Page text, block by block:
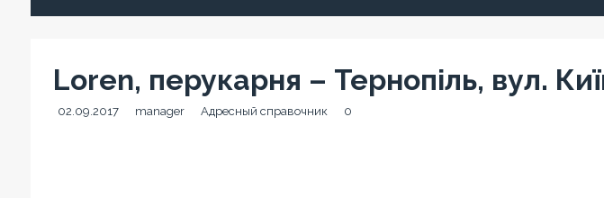
Loren, перукарня – Тернопіль, вул.
02.09.2017 manager Адресный справочник 0